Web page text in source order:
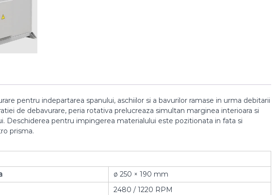
pentru indepartarea spanului, aschiilor si a bavurilor ramase in urma debitarii
de debavurare, peria rotativa prelucreaza simultan marginea interioara si
Deschiderea pentru impingerea materialului este pozitionata in fata si
prisma.
ø 250 × 190 mm
2480 / 1220 RPM